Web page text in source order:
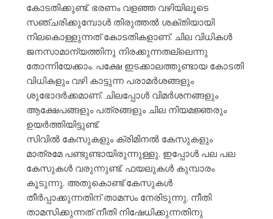
കോടതിക്കുണ്ട്. ഭരണം വളഞ്ഞ വഴിയിലൂടെ
സഞ്ചരിക്കുമ്പോൾ തിരുത്തൽ ശക്തിയായി
നിലകൊള്ളുന്നത് കോടതികളാണ്. ചില വിധികൾ
ജനസാമാന്യത്തിനു നിരക്കുന്നതല്ലെന്നു
തോന്നിയേക്കാം. പക്ഷേ ഇടക്കാലത്തുണ്ടായ കോടതി
വിധികളും വഴി കാട്ടുന്ന പരാമർശങ്ങളും
ശുഭോദർക്കമാണ്. ചിലപ്പോൾ വിമർശനങ്ങളും
ആക്ഷേപങ്ങളും പത്രങ്ങളും ചില നിയമജ്ഞരും
ഉയർത്തിയിട്ടുണ്ട്.
സിവിൽ കേസുകളും ക്രിമിനൽ കേസുകളും
മാത്രമേ പണ്ടുണ്ടായിരുന്നുള്ളു. ഇപ്പോൾ പല പല
കേസുകൾ വരുന്നുണ്ട്. ഫയലുകൾ കുമ്പാരം
കൂടുന്നു. അതുകൊണ്ട് കേസുകൾ
തീർപ്പാക്കുന്നതിന് താമസം നേരിടുന്നു. നീതി
താമസിക്കുന്നത് നീതി നിഷേധിക്കുന്നതിനു